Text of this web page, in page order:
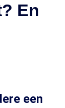
En
een